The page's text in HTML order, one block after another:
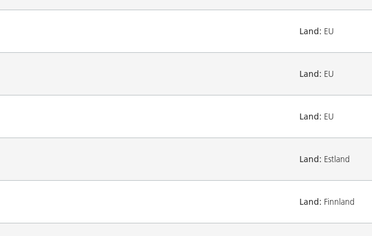
Land: EU
Land: EU
Land: EU
Land: Estland
Land: Finnland